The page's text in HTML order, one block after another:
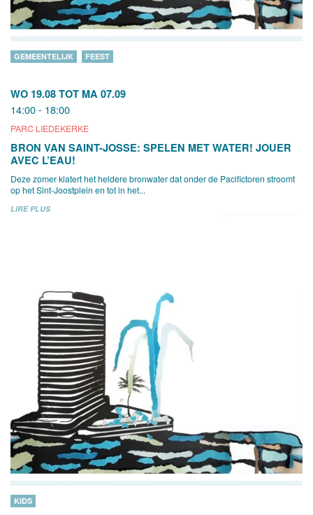
WO 19.08 TOT MA 07.09
14:00 - 18:00
PARC LIEDEKERKE
GEMEENTELIJK FEEST
BRON VAN SAINT-JOSSE: SPELEN MET WATER! JOUER
AVEC L’EAU!
Deze zomer klatert het heldere bronwater dat onder de Pacifictoren stroomt
op het Sint-Joostplein en tot in het...
LIRE PLUS
KIDS